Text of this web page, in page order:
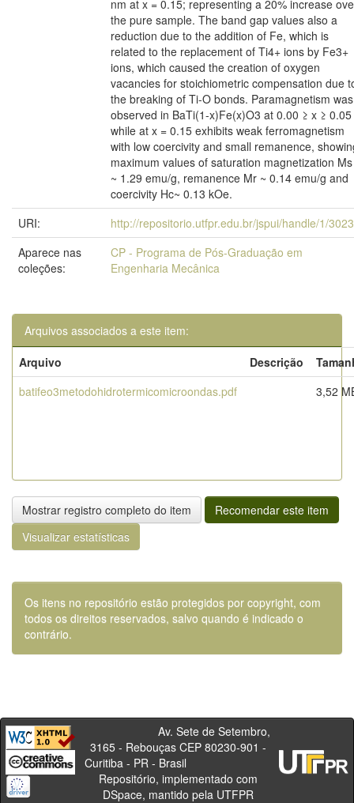
nm at x = 0.15; representing a 20% increase
the pure sample. The band gap values also a
reduction due to the addition of Fe, which is
related to the replacement of Ti4+ ions by Fe3+
ions, which caused the creation of oxygen
vacancies for stoichiometric compensation due
the breaking of Ti-O bonds. Paramagnetism was
observed in BaTi(1-x)Fe(x)O3 at 0.00 ≥ x ≥ 0.05
while at x = 0.15 exhibits weak ferromagnetism
with low coercivity and small remanence,
maximum values of saturation magnetization Ms
~ 1.29 emu/g, remanence Mr ~ 0.14 emu/g and
coercivity Hc~ 0.13 kOe.
URI:
http://repositorio.utfpr.edu.br/jspui/handle/1/
Aparece nas
coleções:
CP - Programa de Pós-Graduação em
Engenharia Mecânica
Arquivos associados a este item:
Arquivo
Descrição
batifeo3metodohidrotermicomicroondas.pdf
3,52
Mostrar registro completo do item
Recomendar este item
Visualizar estatísticas
Os itens no repositório estão protegidos por copyright, com
todos os direitos reservados, salvo quando é indicado o
contrário.
Av. Sete de Setembro,
3165 - Rebouças CEP 80230-901 -
Curitiba - PR - Brasil
Repositório, implementado com
DSpace, mantido pela UTFPR